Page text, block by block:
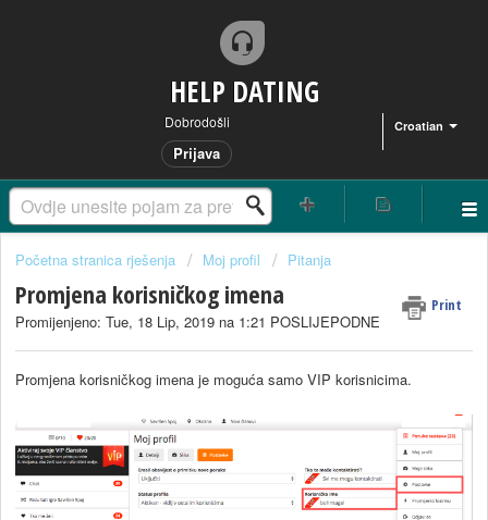
HELP DATING
Croatian
Dobrodošli
Prijava
Početna stranica rješenja Moj profil Pitanja
Promjena korisničkog imena Print
Promijenjeno: Tue, 18 Lip, 2019 na 1:21 POSLIJEPODNE
Promjena korisničkog imena je moguća samo VIP korisnicima.